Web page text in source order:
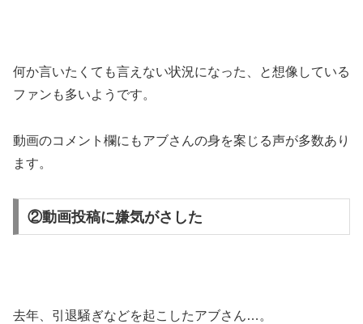
何か言いたくても言えない状況になった
、と想像している
ファンも多いようです。
動画のコメント欄にもアブさんの身を案じる声が多数あり
ます。
②動画投稿に嫌気がさした
去年、引退騒ぎなどを起こしたアブさん…。